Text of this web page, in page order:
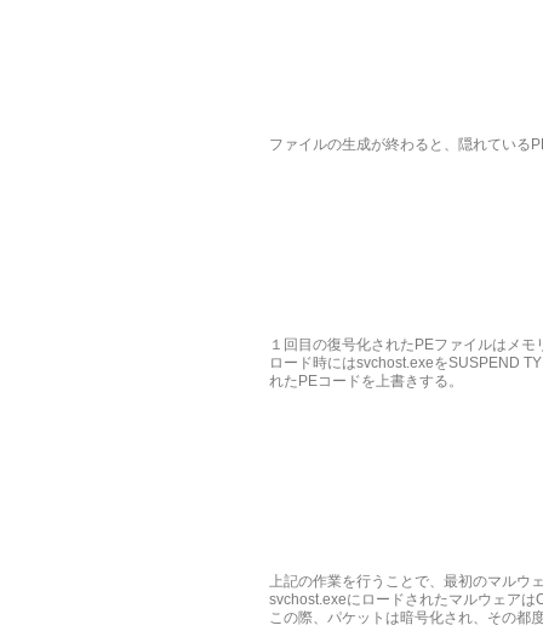
ファイルの生成が終わると、隠れている
１回目の復号化されたPEファイルはメ
ロード時にはsvchost.exeをSUSPEND
れたPEコードを上書きする。
上記の作業を行うことで、最初のマルウ
svchost.exeにロードされたマルウェア
この際、パケットは暗号化され、その都